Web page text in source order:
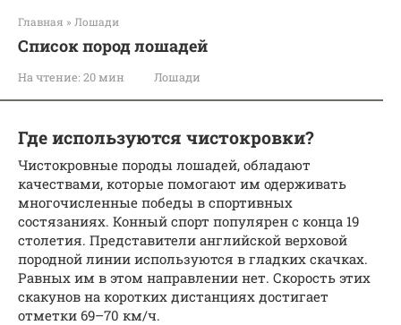
Главная » Лошади
Список пород лошадей
На чтение: 20 мин Лошади
Где используются чистокровки?
Чистокровные породы лошадей, обладают
качествами, которые помогают им одерживать
многочисленные победы в спортивных
состязаниях. Конный спорт популярен с конца 19
столетия. Представители английской верховой
породной линии используются в гладких скачках.
Равных им в этом направлении нет. Скорость этих
скакунов на коротких дистанциях достигает
отметки 69–70 км/ч.